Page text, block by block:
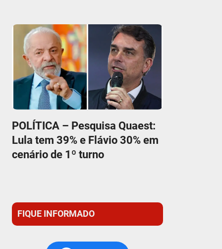
POLÍTICA – Pesquisa Quaest:
Lula tem 39% e Flávio 30% em
cenário de 1º turno
FIQUE INFORMADO